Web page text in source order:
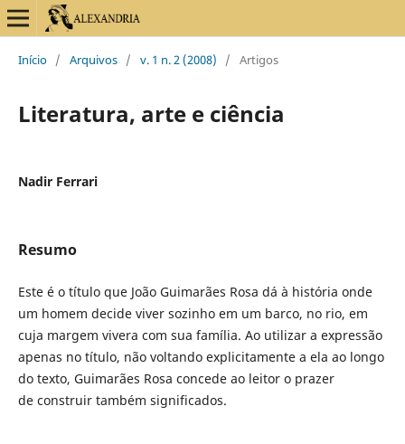
Início / Arquivos / v. 1 n. 2 (2008) / Artigos
Literatura, arte e ciência
Nadir Ferrari
Resumo
Este é o título que João Guimarães Rosa dá à história onde
um homem decide viver sozinho em um barco, no rio, em
cuja margem vivera com sua família. Ao utilizar a expressão
apenas no título, não voltando explicitamente a ela ao longo
do texto, Guimarães Rosa concede ao leitor o prazer
de construir também significados.